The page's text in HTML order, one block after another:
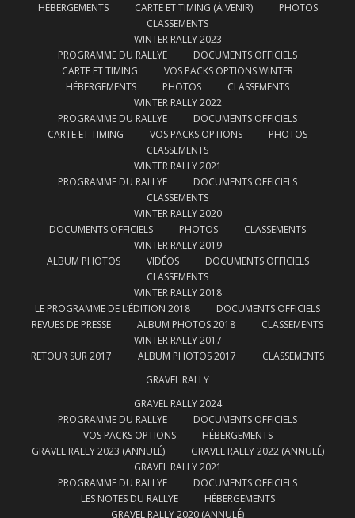
HÉBERGEMENTS
CARTE ET TIMING (À VENIR)
PHOTOS
CLASSEMENTS
WINTER RALLY 2023
PROGRAMME DU RALLYE
DOCUMENTS OFFICIELS
CARTE ET TIMING
VOS PACKS OPTIONS WINTER
HÉBERGEMENTS
PHOTOS
CLASSEMENTS
WINTER RALLY 2022
PROGRAMME DU RALLYE
DOCUMENTS OFFICIELS
CARTE ET TIMING
VOS PACKS OPTIONS
PHOTOS
CLASSEMENTS
WINTER RALLY 2021
PROGRAMME DU RALLYE
DOCUMENTS OFFICIELS
CLASSEMENTS
WINTER RALLY 2020
DOCUMENTS OFFICIELS
PHOTOS
CLASSEMENTS
WINTER RALLY 2019
ALBUM PHOTOS
VIDÉOS
DOCUMENTS OFFICIELS
CLASSEMENTS
WINTER RALLY 2018
LE PROGRAMME DE L’ÉDITION 2018
DOCUMENTS OFFICIELS
REVUES DE PRESSE
ALBUM PHOTOS 2018
CLASSEMENTS
WINTER RALLY 2017
RETOUR SUR 2017
ALBUM PHOTOS 2017
CLASSEMENTS
GRAVEL RALLY
GRAVEL RALLY 2024
PROGRAMME DU RALLYE
DOCUMENTS OFFICIELS
VOS PACKS OPTIONS
HÉBERGEMENTS
GRAVEL RALLY 2023 (ANNULÉ)
GRAVEL RALLY 2022 (ANNULÉ)
GRAVEL RALLY 2021
PROGRAMME DU RALLYE
DOCUMENTS OFFICIELS
LES NOTES DU RALLYE
HÉBERGEMENTS
GRAVEL RALLY 2020 (ANNULÉ)